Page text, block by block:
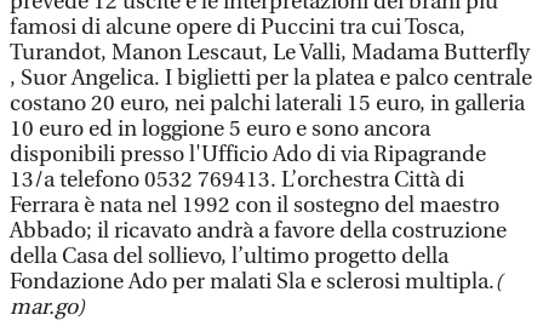
famosi di alcune opere di Puccini tra cui Tosca,
Turandot, Manon Lescaut, Le Valli, Madama Butterfly
, Suor Angelica. I biglietti per la platea e palco centrale
costano 20 euro, nei palchi laterali 15 euro, in galleria
10 euro ed in loggione 5 euro e sono ancora
disponibili presso l'Ufficio Ado di via Ripagrande
13/a telefono 0532 769413. L’orchestra Città di
Ferrara è nata nel 1992 con il sostegno del maestro
Abbado; il ricavato andrà a favore della costruzione
della Casa del sollievo, l’ultimo progetto della
Fondazione Ado per malati Sla e sclerosi multipla.(
mar.go)